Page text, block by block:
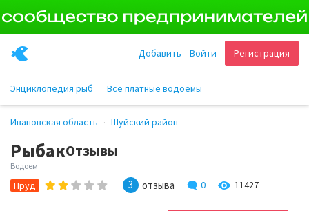
Регистрация
Войти
Добавить
Энциклопедия рыб Все платные водоёмы
Ивановская область Шуйский район
РыбакОтзывы
Водоем
Пруд 3 отзыва 0 11427